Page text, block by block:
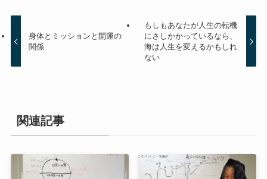
身体とミッションと開運の
関係
もしもあなたが人生の転機
にさしかかっているなら、
海は人生を変えるかもしれ
ない
関連記事